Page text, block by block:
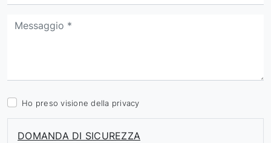
Ho preso visione della privacy
DOMANDA DI SICUREZZA